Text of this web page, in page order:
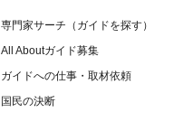
専門家サーチ（ガイドを探す）
All Aboutガイド募集
ガイドへの仕事・取材依頼
国民の決断